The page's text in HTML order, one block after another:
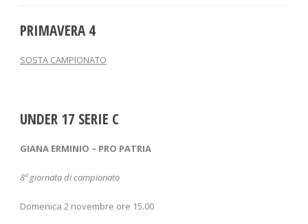
PRIMAVERA 4
SOSTA CAMPIONATO
UNDER 17 SERIE C
GIANA ERMINIO – PRO PATRIA
8ª giornata di campionato
Domenica 2 novembre ore 15.00